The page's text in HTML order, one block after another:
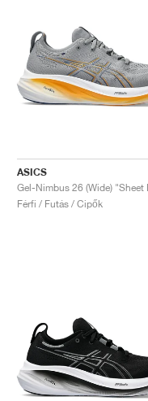
ASICS
Férfi / Futás / Cipők